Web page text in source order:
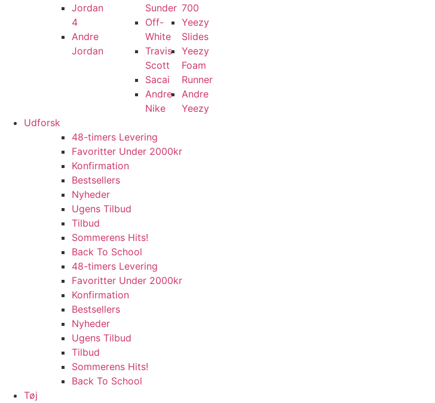
Jordan
4
Andre
Jordan
Sunder
Off-
White
Travis
Scott
Sacai
Andre
Nike
700
Yeezy
Slides
Yeezy
Foam
Runner
Andre
Yeezy
Udforsk
48-timers Levering
Favoritter Under 2000kr
Konfirmation
Bestsellers
Nyheder
Ugens Tilbud
Tilbud
Sommerens Hits!
Back To School
48-timers Levering
Favoritter Under 2000kr
Konfirmation
Bestsellers
Nyheder
Ugens Tilbud
Tilbud
Sommerens Hits!
Back To School
Tøj